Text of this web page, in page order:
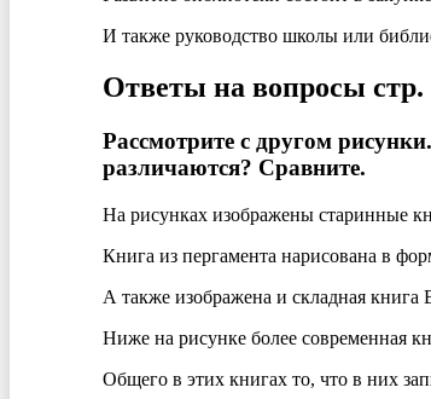
И также руководство школы или
Ответы на вопросы стр.
Рассмотрите с другом
различаются? Сравните.
На рисунках изображены старинные
Книга из пергамента нарисована в
А также изображена и складная книга
Ниже на рисунке более современная
Общего в этих книгах то, что в них